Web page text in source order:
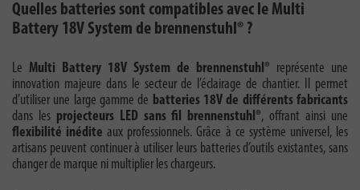
Quelles batteries sont compatibles avec le Multi
Battery 18V System de brennenstuhl® ?
Le Multi Battery 18V System de brennenstuhl® représente une
innovation majeure dans le secteur de l’éclairage de chantier. Il permet
d’utiliser une large gamme de batteries 18V de différents fabricants
dans les projecteurs LED sans fil brennenstuhl®, offrant ainsi une
flexibilité inédite aux professionnels. Grâce à ce système universel, les
artisans peuvent continuer à utiliser leurs batteries d’outils existantes, sans
changer de marque ni multiplier les chargeurs.